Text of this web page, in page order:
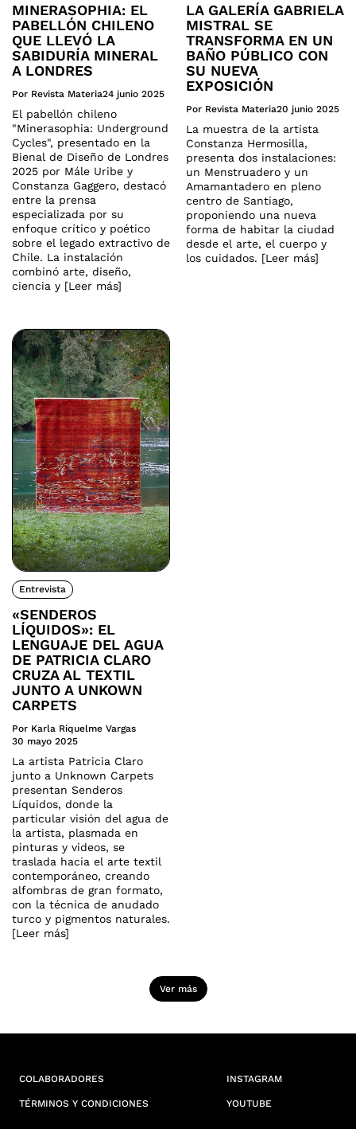
MINERASOPHIA: EL
PABELLÓN CHILENO
QUE LLEVÓ LA
SABIDURÍA MINERAL
A LONDRES
Por Revista Materia24 junio 2025
El pabellón chileno
"Minerasophia: Underground
Cycles", presentado en la
Bienal de Diseño de Londres
2025 por Mále Uribe y
Constanza Gaggero, destacó
entre la prensa
especializada por su
enfoque crítico y poético
sobre el legado extractivo de
Chile. La instalación
combinó arte, diseño,
ciencia y [Leer más]
LA GALERÍA GABRIELA
MISTRAL SE
TRANSFORMA EN UN
BAÑO PÚBLICO CON
SU NUEVA
EXPOSICIÓN
Por Revista Materia20 junio 2025
La muestra de la artista
Constanza Hermosilla,
presenta dos instalaciones:
un Menstruadero y un
Amamantadero en pleno
centro de Santiago,
proponiendo una nueva
forma de habitar la ciudad
desde el arte, el cuerpo y
los cuidados. [Leer más]
Entrevista
«SENDEROS
LÍQUIDOS»: EL
LENGUAJE DEL AGUA
DE PATRICIA CLARO
CRUZA AL TEXTIL
JUNTO A UNKOWN
CARPETS
Por Karla Riquelme Vargas
30 mayo 2025
La artista Patricia Claro
junto a Unknown Carpets
presentan Senderos
Líquidos, donde la
particular visión del agua de
la artista, plasmada en
pinturas y videos, se
traslada hacia el arte textil
contemporáneo, creando
alfombras de gran formato,
con la técnica de anudado
turco y pigmentos naturales.
[Leer más]
Ver más
COLABORADORES
TÉRMINOS Y CONDICIONES
INSTAGRAM
YOUTUBE